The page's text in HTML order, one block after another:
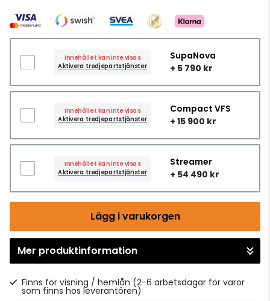
Innehållet kan inte visas
Aktivera tredjepartstjänster
SupaNova
+ 5 790 kr
Innehållet kan inte visas
Aktivera tredjepartstjänster
Compact VFS
+ 15 900 kr
Innehållet kan inte visas
Aktivera tredjepartstjänster
Streamer
+ 54 490 kr
Lägg i varukorgen
Gå till kassan
Mer produktinformation
Finns för visning / hemlån (2-6 arbetsdagar för varor
som finns hos leverantören)